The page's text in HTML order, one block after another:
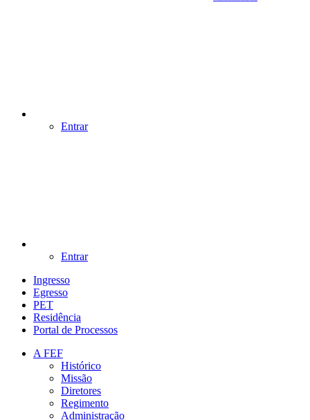
Entrar
Entrar
Ingresso
Egresso
PET
Residência
Portal de Processos
A FEF
Histórico
Missão
Diretores
Regimento
Administração